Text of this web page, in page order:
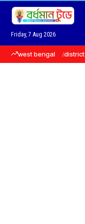
Friday, 7 Aug 2026
west bengal district